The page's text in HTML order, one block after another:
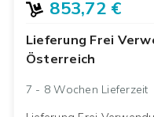
853,72 €
Lieferung Frei
Österreich
7 - 8 Wochen Lieferzeit